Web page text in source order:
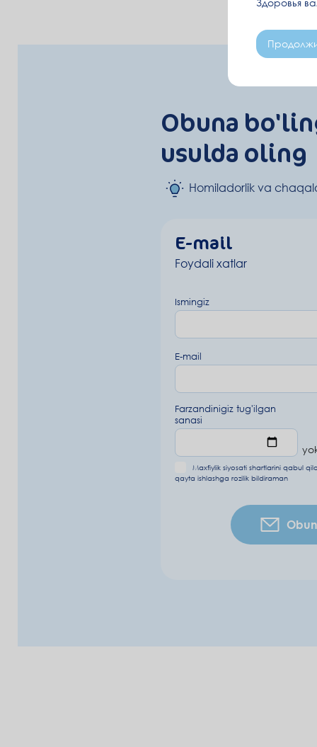
Obuna
usulda oling
Homiladorlik va
E-mail
Foydali xatlar
Ismingiz
E-mail
Farzandinigiz tug'ilgan
sanasi
Maxfiylik siyosati shartlarini qabul
qayta ishlashga rozilik bildiraman